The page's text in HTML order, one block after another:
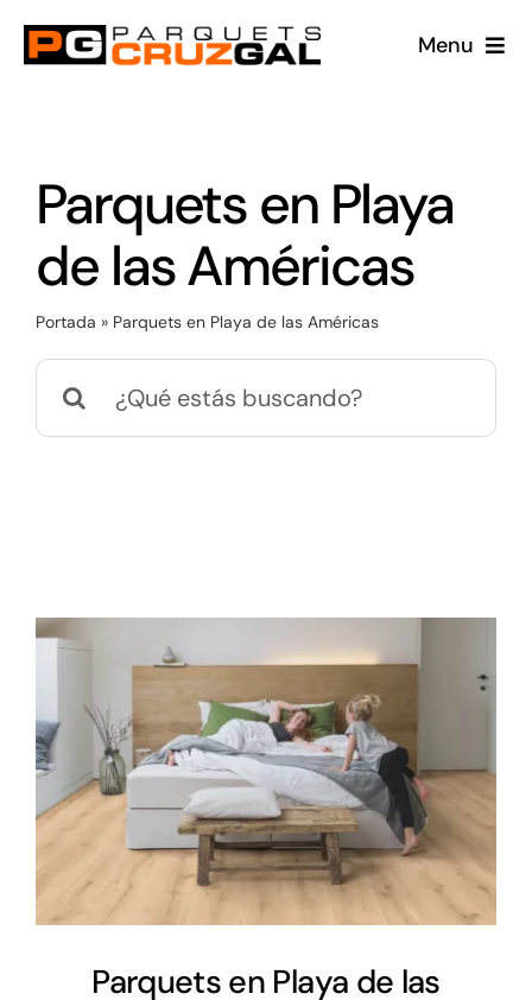
Saltar
Menu
Productos
Proyectos
Blog
360
Parquets en Playa
de las Américas
Portada » Parquets en Playa de las Américas
Buscar:
Parquets en Playa de las
Américas
Parquets en Playa de las